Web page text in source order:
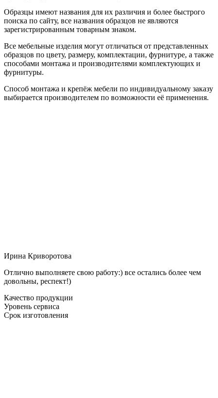
Образцы имеют названия для их различия и более быстрого
поиска по сайту, все названия образцов не являются
зарегистрированным товарным знаком.
Все мебельные изделия могут отличаться от представленных
образцов по цвету, размеру, комплектации, фурнитуре, а также
способами монтажа и производителями комплектующих и
фурнитуры.
Способ монтажа и крепёж мебели по индивидуальному заказу
выбирается производителем по возможности её применения.
Ирина Криворотова
Отлично выполняете свою работу:) все остались более чем
довольны, респект!)
Качество продукции
Уровень сервиса
Срок изготовления